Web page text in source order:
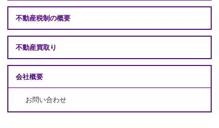
不動産税制の概要
不動産買取り
会社概要
お問い合わせ